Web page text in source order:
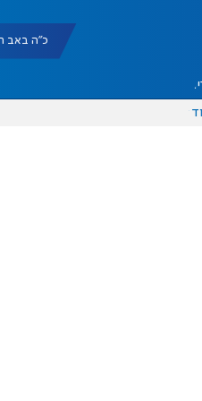
כ"ה באב תשפ"ו